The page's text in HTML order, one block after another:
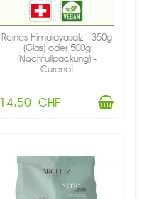
Reines Himalayasalz - 350g
(Glas) oder 500g
(Nachfüllpackung) -
Curenat
14,50 CHF